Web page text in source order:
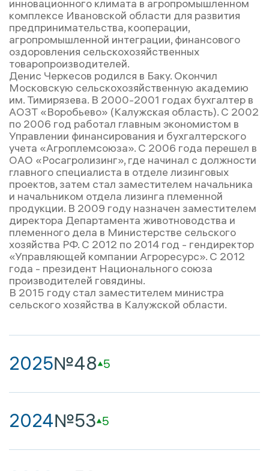
инновационного климата в агропромышленном
комплексе Ивановской области для развития
предпринимательства, кооперации,
агропромышленной интеграции, финансового
оздоровления сельскохозяйственных
товаропроизводителей.
Денис Черкесов родился в Баку. Окончил
Московскую сельскохозяйственную академию
им. Тимирязева. В 2000-2001 годах бухгалтер в
АОЗТ «Воробьево» (Калужская область). С 2002
по 2006 год работал главным экономистом в
Управлении финансирования и бухгалтерского
учета «Агроплемсоюза». С 2006 года перешел в
ОАО «Росагролизинг», где начинал с должности
главного специалиста в отделе лизинговых
проектов, затем стал заместителем начальника
и начальником отдела лизинга племенной
продукции. В 2009 году назначен заместителем
директора Департамента животноводства и
племенного дела в Министерстве сельского
хозяйства РФ. С 2012 по 2014 год - гендиректор
«Управляющей компании Агроресурс». С 2012
года - президент Национального союза
производителей говядины.
В 2015 году стал заместителем министра
сельского хозяйства в Калужской области.
2025№48 5
2024№53 5